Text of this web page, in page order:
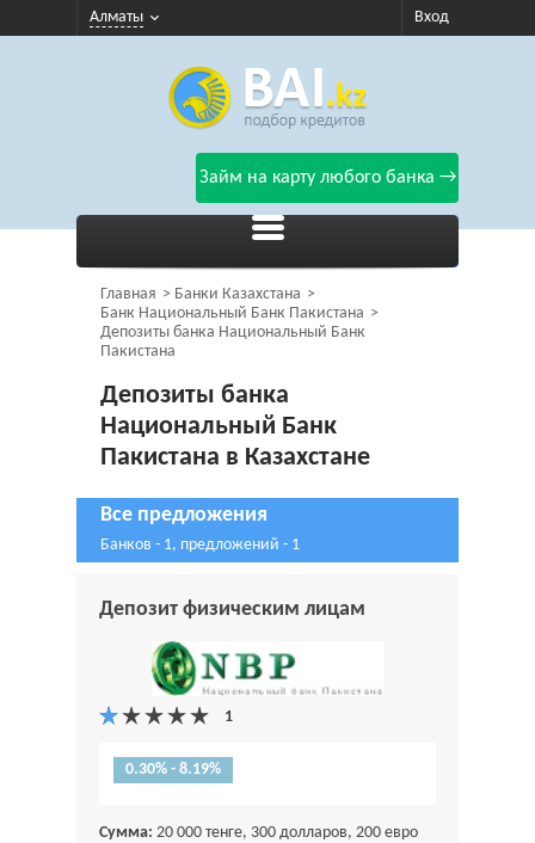
Алматы Вход
Займ на карту любого банка →
Главная
Банки Казахстана
Банк Национальный Банк Пакистана
Депозиты банка Национальный Банк
Пакистана
Депозиты банка
Национальный Банк
Пакистана в Казахстане
Все предложения
Банков - 1, предложений - 1
Депозит физическим лицам
0.30% - 8.19%
Сумма: 20 000 тенге, 300 долларов, 200 евро